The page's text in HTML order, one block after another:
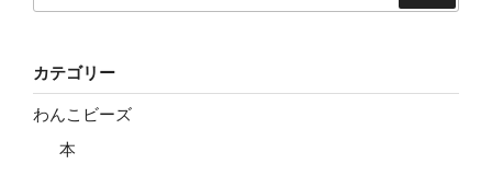
カテゴリー
わんこビーズ
本